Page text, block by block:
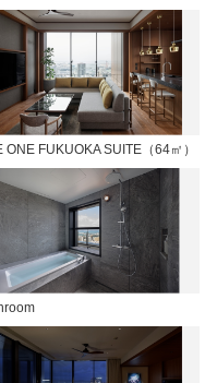
ONE FUKUOKA SUITE（64㎡）